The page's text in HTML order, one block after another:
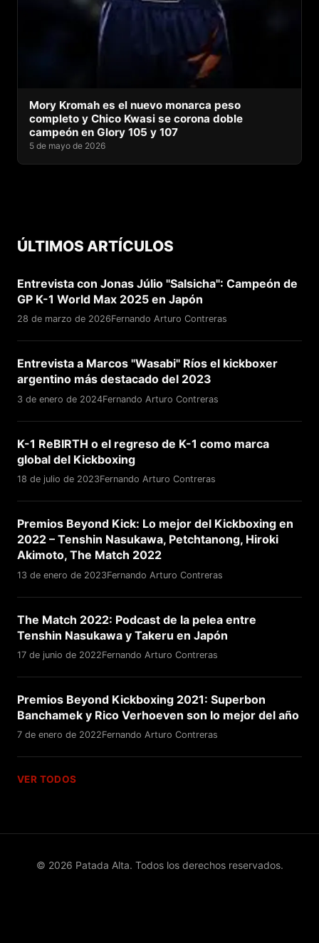
Mory Kromah es el nuevo monarca peso
completo y Chico Kwasi se corona doble
campeón en Glory 105 y 107
5 de mayo de 2026
ÚLTIMOS ARTÍCULOS
Entrevista con Jonas Júlio "Salsicha": Campeón de
GP K-1 World Max 2025 en Japón
28 de marzo de 2026Fernando Arturo Contreras
Entrevista a Marcos "Wasabi" Ríos el kickboxer
argentino más destacado del 2023
3 de enero de 2024Fernando Arturo Contreras
K-1 ReBIRTH o el regreso de K-1 como marca
global del Kickboxing
18 de julio de 2023Fernando Arturo Contreras
Premios Beyond Kick: Lo mejor del Kickboxing en
2022 – Tenshin Nasukawa, Petchtanong, Hiroki
Akimoto, The Match 2022
13 de enero de 2023Fernando Arturo Contreras
The Match 2022: Podcast de la pelea entre
Tenshin Nasukawa y Takeru en Japón
17 de junio de 2022Fernando Arturo Contreras
Premios Beyond Kickboxing 2021: Superbon
Banchamek y Rico Verhoeven son lo mejor del año
7 de enero de 2022Fernando Arturo Contreras
VER TODOS
© 2026 Patada Alta. Todos los derechos reservados.